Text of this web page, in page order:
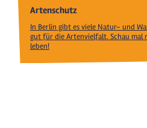
Artenschutz
In Berlin gibt es viele Natur- und
gut für die Artenvielfalt. Schau mal
leben!